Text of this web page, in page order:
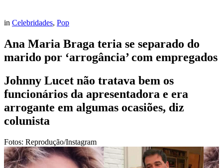
in Celebridades, Pop
Ana Maria Braga teria se separado do
marido por ‘arrogância’ com empregados
Johnny Lucet não tratava bem os
funcionários da apresentadora e era
arrogante em algumas ocasiões, diz
colunista
Fotos: Reprodução/Instagram